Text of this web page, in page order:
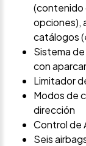
(contenido
opciones),
catálogos
Sistema
con
Limitador
Modos de
dirección
Control de
Seis